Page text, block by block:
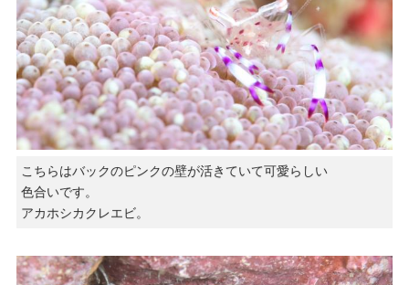
こちらはバックのピンクの壁が活きていて可愛らしい
色合いです。
アカホシカクレエビ。